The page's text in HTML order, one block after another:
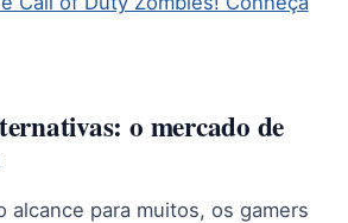
o mercado de
alcance para muitos, os gamers